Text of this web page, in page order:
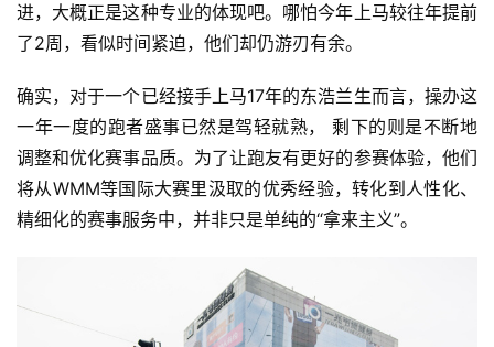
进，大概正是这种专业的体现吧。哪怕今年上马较往年提前
了2周，看似时间紧迫，他们却仍游刃有余。
确实，对于一个已经接手上马17年的东浩兰生而言，操办这
一年一度的跑者盛事已然是驾轻就熟， 剩下的则是不断地
调整和优化赛事品质。为了让跑友有更好的参赛体验，他们
将从WMM等国际大赛里汲取的优秀经验，转化到人性化、
精细化的赛事服务中，并非只是单纯的“拿来主义”。